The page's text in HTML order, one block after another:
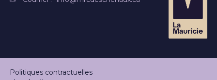
Politiques contractuelles